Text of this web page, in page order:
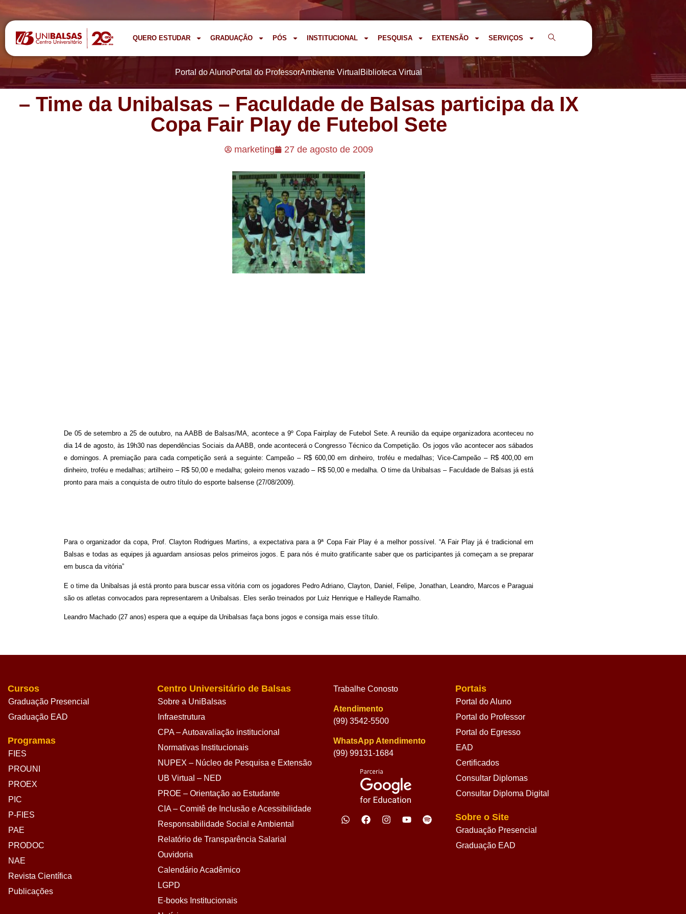
QUERO ESTUDAR GRADUAÇÃO PÓS INSTITUCIONAL PESQUISA EXTENSÃO SERVIÇOS
Portal do AlunoPortal do ProfessorAmbiente Virtual Biblioteca Virtual
– Time da Unibalsas – Faculdade de Balsas participa da IX
Copa Fair Play de Futebol Sete
marketing 27 de agosto de 2009
De 05 de setembro a 25 de outubro, na AABB de Balsas/MA, acontece a 9º Copa Fairplay de Futebol Sete. A reunião da equipe organizadora aconteceu no
dia 14 de agosto, às 19h30 nas dependências Sociais da AABB, onde acontecerá o Congresso Técnico da Competição. Os jogos vão acontecer aos sábados
e domingos. A premiação para cada competição será a seguinte: Campeão – R$ 600,00 em dinheiro, troféu e medalhas; Vice-Campeão – R$ 400,00 em
dinheiro, troféu e medalhas; artilheiro – R$ 50,00 e medalha; goleiro menos vazado – R$ 50,00 e medalha. O time da Unibalsas – Faculdade de Balsas já está
pronto para mais a conquista de outro título do esporte balsense (27/08/2009).
Para o organizador da copa, Prof. Clayton Rodrigues Martins, a expectativa para a 9ª Copa Fair Play é a melhor possível. “A Fair Play já é tradicional em
Balsas e todas as equipes já aguardam ansiosas pelos primeiros jogos. E para nós é muito gratificante saber que os participantes já começam a se preparar
em busca da vitória”
E o time da Unibalsas já está pronto para buscar essa vitória com os jogadores Pedro Adriano, Clayton, Daniel, Felipe, Jonathan, Leandro, Marcos e Paraguai
são os atletas convocados para representarem a Unibalsas. Eles serão treinados por Luiz Henrique e Halleyde Ramalho.
Leandro Machado (27 anos) espera que a equipe da Unibalsas faça bons jogos e consiga mais esse título.
Cursos
Graduação Presencial
Graduação EAD
Programas
FIES
PROUNI
PROEX
PIC
P-FIES
PAE
PRODOC
NAE
Revista Científica
Publicações
Centro Universitário de Balsas
Sobre a UniBalsas
Infraestrutura
CPA – Autoavaliação institucional
Normativas Institucionais
NUPEX – Núcleo de Pesquisa e Extensão
UB Virtual – NED
PROE – Orientação ao Estudante
CIA – Comitê de Inclusão e Acessibilidade
Responsabilidade Social e Ambiental
Relatório de Transparência Salarial
Ouvidoria
Calendário Acadêmico
LGPD
E-books Institucionais
Trabalhe Conosto
Atendimento
(99) 3542-5500
WhatsApp Atendimento
(99) 99131-1684
Portais
Portal do Aluno
Portal do Professor
Portal do Egresso
EAD
Certificados
Consultar Diplomas
Consultar Diploma Digital
Sobre o Site
Graduação Presencial
Graduação EAD